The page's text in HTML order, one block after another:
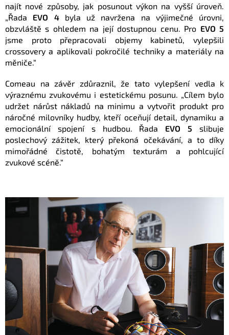
najít nové způsoby, jak posunout výkon na vyšší úroveň.
„Řada EVO 4byla už navržena na výjimečné úrovni,
obzvláště s ohledem na její dostupnou cenu. Pro EVO 5
jsme proto přepracovali objemy kabinetů, vylepšili
crossovery a aplikovali pokročilé techniky a materiály na
měniče.“
Comeau na závěr zdůraznil, že tato vylepšení vedla k
výraznému zvukovému i estetickému posunu. „Cílem bylo
udržet nárůst nákladů na minimu a vytvořit produkt pro
náročné milovníky hudby, kteří oceňují detail, dynamiku a
emocionální spojení s hudbou. Řada EVO 5 slibuje
poslechový zážitek, který překoná očekávání, a to díky
mimořádné čistotě, bohatým texturám a pohlcující
zvukové scéně.“